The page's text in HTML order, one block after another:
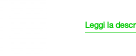
Leggi la